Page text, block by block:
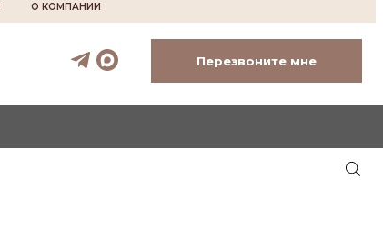
О КОМПАНИИ
Перезвоните мне